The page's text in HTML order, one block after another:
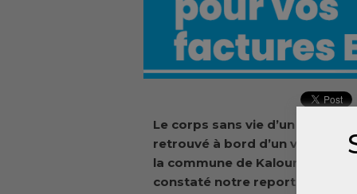
Le corps sans vie d’un homme
retrouvé à bord d’un véhicule
la commune de Kaloum dans
constaté notre reporter.